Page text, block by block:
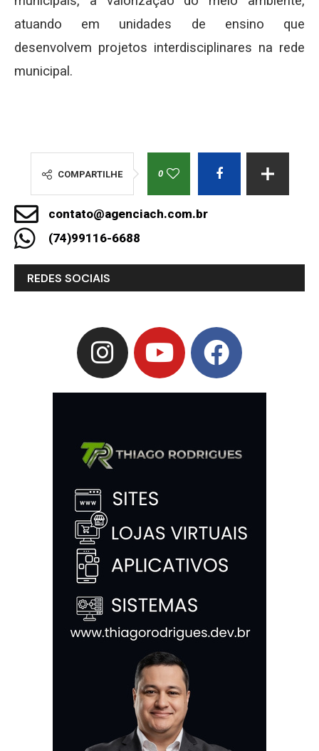
atuando em unidades de ensino que
desenvolvem projetos interdisciplinares na rede
municipal.
COMPARTILHE 0
contato@agenciach.com.br
(74)99116-6688
REDES SOCIAIS